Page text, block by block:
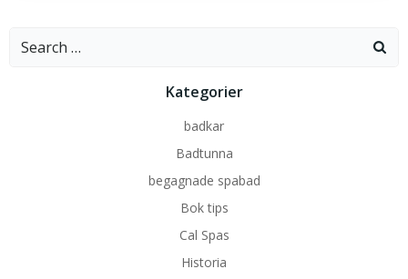
Search
Kategorier
badkar
Badtunna
begagnade spabad
Bok tips
Cal Spas
Historia